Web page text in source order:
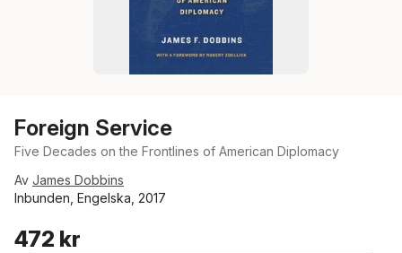
Foreign Service
Five Decades on the Frontlines of American Diplomacy
Av James Dobbins
Inbunden, Engelska, 2017
472 kr